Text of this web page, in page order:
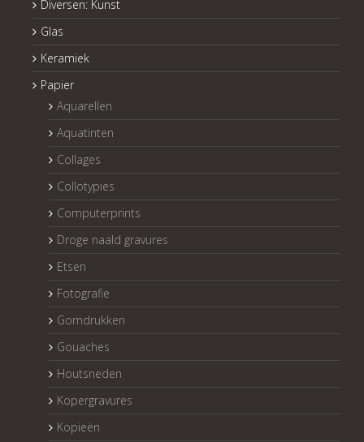
Diversen: Kunst
Glas
Keramiek
Papier
Aquarellen
Aquatinten
Collages
Collotypies
Computerprints
Droge naald gravures
Etsen
Fotografie
Gomdrukken
Gouaches
Houtsneden
Kopergravures
Kopieën